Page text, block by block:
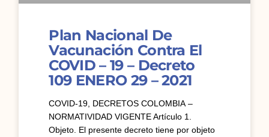
Plan Nacional De
Vacunación Contra El
COVID – 19 – Decreto
109 ENERO 29 – 2021
COVID-19, DECRETOS COLOMBIA –
NORMATIVIDAD VIGENTE Artículo 1.
Objeto. El presente decreto tiene por objeto